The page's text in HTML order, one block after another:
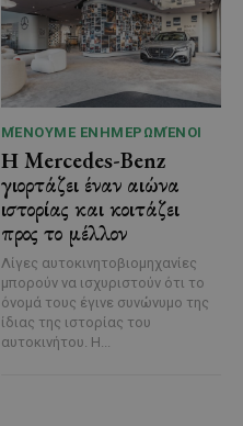
ΜΈΝΟΥΜΕ ΕΝΗΜΕΡΩΜΈΝΟΙ
Η Mercedes-Benz
γιορτάζει έναν αιώνα
ιστορίας και κοιτάζει
προς το μέλλον
Λίγες αυτοκινητοβιομηχανίες
μπορούν να ισχυριστούν ότι το
όνομά τους έγινε συνώνυμο της
ίδιας της ιστορίας του
αυτοκινήτου. Η...